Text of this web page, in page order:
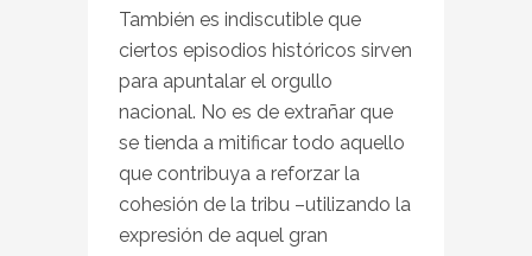
También es indiscutible que
ciertos episodios históricos sirven
para apuntalar el orgullo
nacional. No es de extrañar que
se tienda a mitificar todo aquello
que contribuya a reforzar la
cohesión de la tribu –utilizando la
expresión de aquel gran